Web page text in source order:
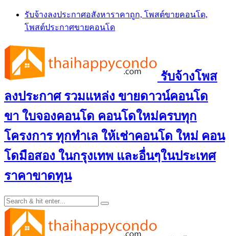
Skip
content
รับจ้างลงประกาศอสังหาราคาถูก, โพสต์ขายคอนโด,
โพสต์ประกาศขายคอนโด
รับจ้างโพส
ลงประกาศ รวมแหล่ง ขายดาวน์คอนโด
ขา ใบจองคอนโด คอนโดใหม่ครบทุก
โครงการ ทุกทำเล ให้เช่าคอนโด ใหม่ คอน
โดมือสอง ในกรุงเทพ และอื่นๆในประเทศ
ราคาขาดทุน